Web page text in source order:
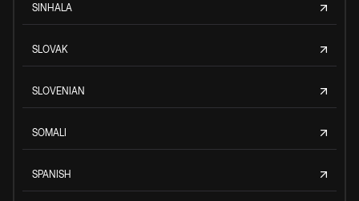
SINHALA
SLOVAK
SLOVENIAN
SOMALI
SPANISH